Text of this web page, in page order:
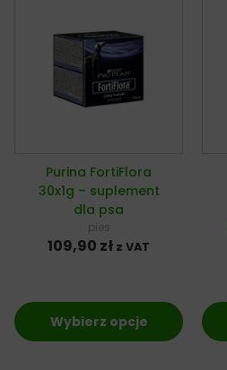
Purina FortiFlora
30x1g – suplement
dla psa
pies
109,90 zł z VAT
Wybierz opcje